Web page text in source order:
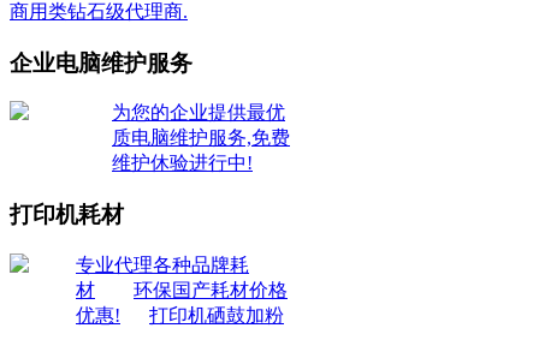
商用类钻石级代理商.
企业电脑维护服务
为您的企业提供最优
质电脑维护服务,免费
维护休验进行中!
打印机耗材
专业代理各种品牌耗
材
环保国产耗材价格
优惠!
打印机硒鼓加粉